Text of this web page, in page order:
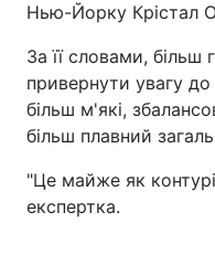
Нью-Йорку Крістал
За її словами,
привернути увагу
більш м'які,
більш плавний
"Це майже як
експертка.